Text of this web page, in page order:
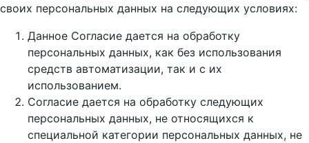
своих персональных данных на следующих условиях:
Данное Согласие дается на обработку
персональных данных, как без использования
средств автоматизации, так и с их
использованием.
Согласие дается на обработку следующих
персональных данных, не относящихся к
специальной категории персональных данных, не